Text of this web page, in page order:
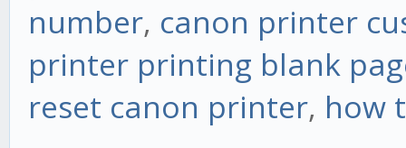
number, canon printer
printer printing blank
reset canon printer, how